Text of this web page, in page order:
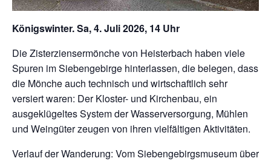
Königswinter. Sa, 4. Juli 2026, 14 Uhr
Die Zisterziensermönche von Heisterbach haben viele
Spuren im Siebengebirge hinterlassen, die belegen, dass
die Mönche auch technisch und wirtschaftlich sehr
versiert waren: Der Kloster- und Kirchenbau, ein
ausgeklügeltes System der Wasserversorgung, Mühlen
und Weingüter zeugen von ihren vielfältigen Aktivitäten.
Verlauf der Wanderung: Vom Siebengebirgsmuseum über